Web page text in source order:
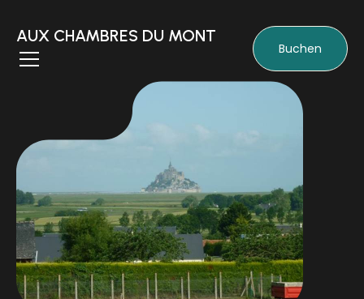
AUX CHAMBRES DU MONT
Buchen